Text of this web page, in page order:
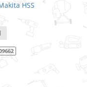
HSS
Набор